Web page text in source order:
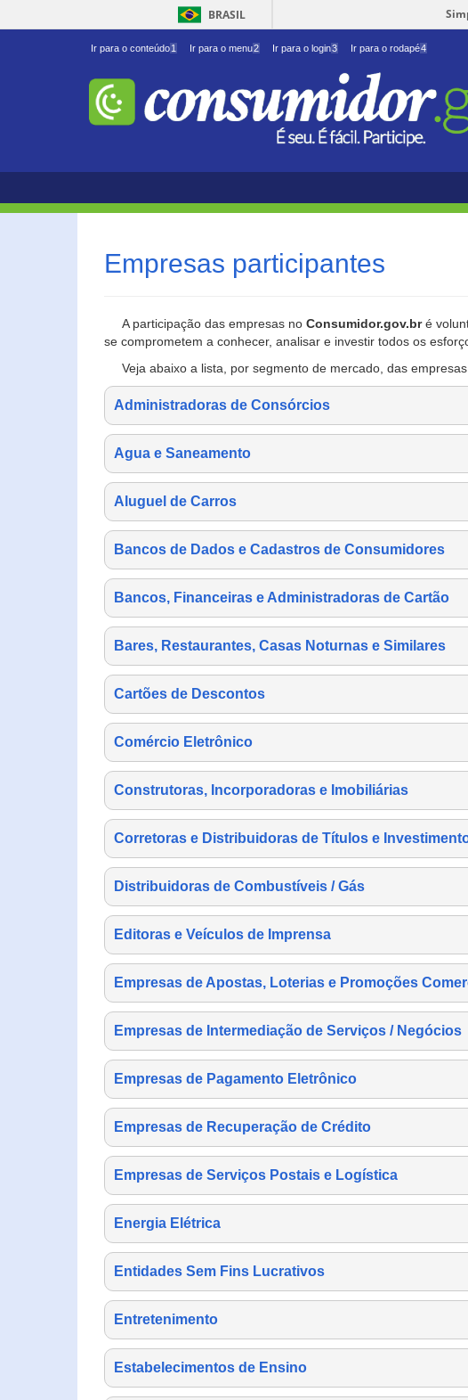
BRASIL
Ir para o conteúdo1 Ir para o menu2 Ir para o login3 Ir para o rodapé4
Empresas participantes
A participação das empresas no Consumidor.gov.bré
se comprometem a conhecer, analisar e investir todos os
Veja abaixo a lista, por segmento de mercado, das
Administradoras de Consórcios
Agua e Saneamento
Aluguel de Carros
Bancos de Dados e Cadastros de Consumidores
Bancos, Financeiras e Administradoras de Cartão
Bares, Restaurantes, Casas Noturnas e Similares
Cartões de Descontos
Comércio Eletrônico
Construtoras, Incorporadoras e Imobiliárias
Corretoras e Distribuidoras de Títulos e
Distribuidoras de Combustíveis / Gás
Editoras e Veículos de Imprensa
Empresas de Apostas, Loterias e Promoções
Empresas de Intermediação de Serviços / Negócios
Empresas de Pagamento Eletrônico
Empresas de Recuperação de Crédito
Empresas de Serviços Postais e Logística
Energia Elétrica
Entidades Sem Fins Lucrativos
Entretenimento
Estabelecimentos de Ensino